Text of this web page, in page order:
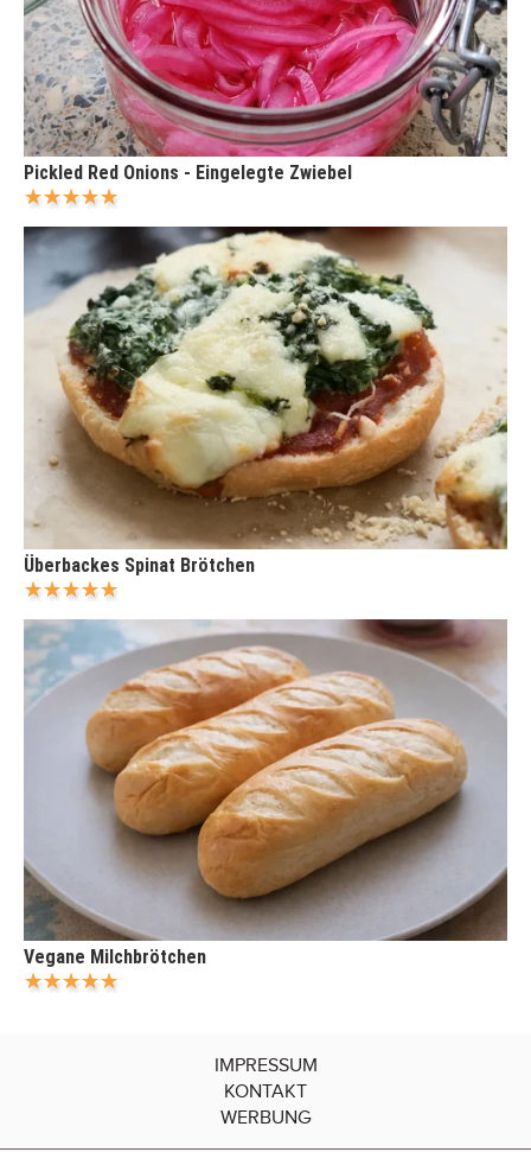
Pickled Red Onions - Eingelegte Zwiebel
Überbackes Spinat Brötchen
Vegane Milchbrötchen
IMPRESSUM
KONTAKT
WERBUNG